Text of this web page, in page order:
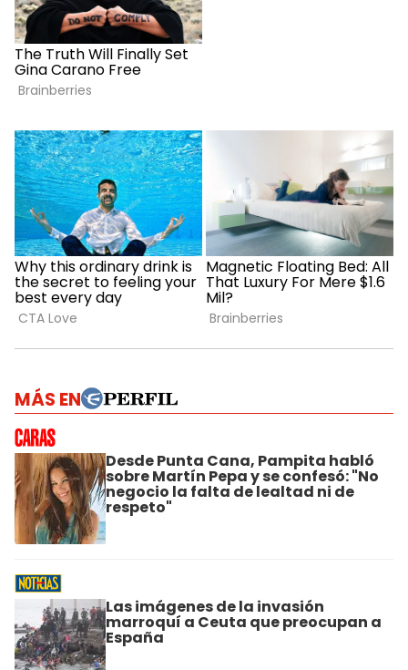
MÁS EN
Desde Punta Cana, Pampita habló
sobre Martín Pepa y se confesó: "No
negocio la falta de lealtad ni de
respeto"
Las imágenes de la invasión
marroquí a Ceuta que preocupan a
España